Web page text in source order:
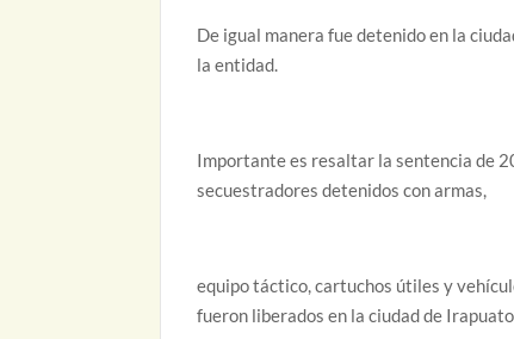
De igual manera fue detenido en la
la entidad.
Importante es resaltar la sentencia de
secuestradores detenidos con armas,
equipo táctico, cartuchos útiles y
fueron liberados en la ciudad de